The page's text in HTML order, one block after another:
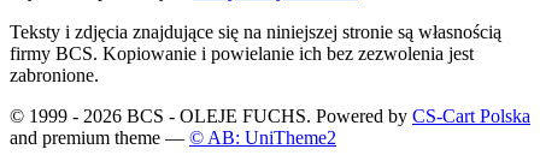
Teksty i zdjęcia znajdujące się na niniejszej stronie są własnością
firmy BCS. Kopiowanie i powielanie ich bez zezwolenia jest
zabronione.
© 1999 - 2026 BCS - OLEJE FUCHS. Powered by CS-Cart Polska
and premium theme — © AB: UniTheme2